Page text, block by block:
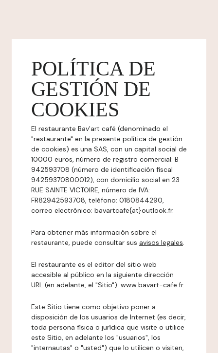
POLÍTICA DE
GESTIÓN DE
COOKIES
El restaurante Bav'art café (denominado el
"restaurante" en la presente política de gestión
de cookies) es una SAS, con un capital social de
10000 euros, número de registro comercial: B
942593708 (número de identificación fiscal
94259370800012), con domicilio social en 23
RUE SAINTE VICTOIRE, número de IVA:
FR82942593708, teléfono: 0180844290,
correo electrónico: bavartcafe{at}outlook.fr.
Para obtener más información sobre el
restaurante, puede consultar sus avisos legales.
El restaurante es el editor del sitio web
accesible al público en la siguiente dirección
URL (en adelante, el "Sitio"): www.bavart-cafe.fr.
Este Sitio tiene como objetivo poner a
disposición de los usuarios de Internet (es decir,
toda persona física o jurídica que visite o utilice
este Sitio, en adelante los "usuarios", los
"internautas" o "usted") que lo utilicen o visiten,